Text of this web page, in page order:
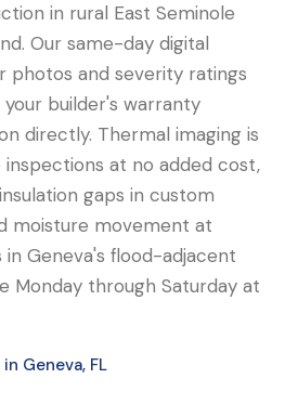
in rural East Seminole
Our same-day digital
photos and severity ratings
builder's warranty
directly. Thermal imaging is
at no added cost,
gaps in custom
moisture movement at
Geneva's flood-adjacent
Monday through Saturday at
in Geneva, FL